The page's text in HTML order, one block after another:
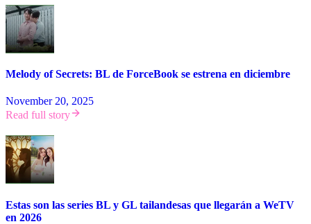
Melody of Secrets: BL de ForceBook se estrena en diciembre
November 20, 2025
Read full story
Estas son las series BL y GL tailandesas que llegarán a WeTV
en 2026